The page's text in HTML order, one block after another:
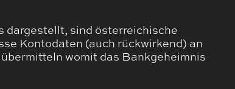
dargestellt, sind österreichische
Kontodaten (auch rückwirkend) an
womit das Bankgeheimnis